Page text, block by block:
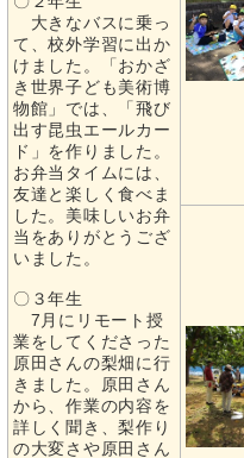
大きなバスに乗っ
て、校外学習に出か
けました。「おかざ
き世界子ども美術博
物館」では、「飛び
出す昆虫エールカー
ド」を作りました。
お弁当タイムには、
友達と楽しく食べま
した。美味しいお弁
当をありがとうござ
いました。
〇３年生
7月にリモート授
業をしてくださった
原田さんの梨畑に行
きました。原田さん
から、作業の内容を
詳しく聞き、梨作り
の大変さや原田さん